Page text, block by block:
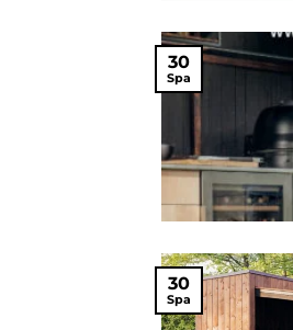
30
Spa
30
Spa